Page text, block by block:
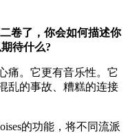
卷了，你会如何描述你
待什么?
痛。它更有音乐性。它
乱的事故、糟糕的连接
的功能，将不同流派